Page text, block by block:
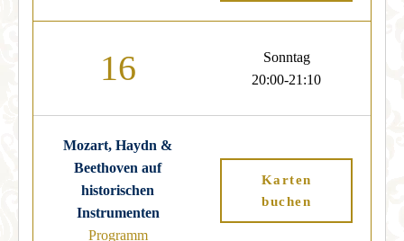
16
Sonntag
20:00-21:10
Mozart, Haydn &
Beethoven auf
historischen
Instrumenten
Programm
Karten
buchen